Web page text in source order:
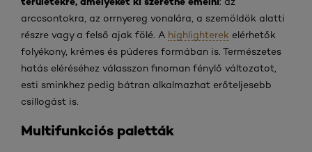
arccsontokra, az orrnyereg vonalára, a szemöldök alatti
részre vagy a felső ajak fölé. A highlighterek elérhetők
folyékony, krémes és púderes formában is. Természetes
hatás eléréséhez válasszon finoman fénylő változatot,
esti sminkhez pedig bátran alkalmazhat erőteljesebb
csillogást is.
Multifunkciós paletták